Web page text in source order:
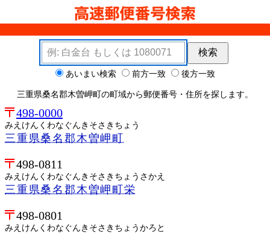
検索キーワード
検索
検索オプション あいまい検索 前方一致 後方一致
三重県桑名郡木曽岬町の町域から郵便番号・住所を探します。
498-0000
みえけんくわなぐんきそさきちょう
三重県桑名郡木曽岬町
498-0811
みえけんくわなぐんきそさきちょうさかえ
三重県桑名郡木曽岬町栄
498-0801
みえけんくわなぐんきそさきちょうかろと